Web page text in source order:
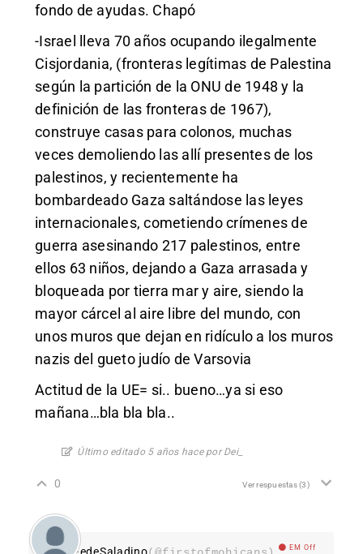
fondo de ayudas. Chapó
-Israel lleva 70 años ocupando ilegalmente
Cisjordania, (fronteras legítimas de Palestina
según la partición de la ONU de 1948 y la
definición de las fronteras de 1967),
construye casas para colonos, muchas
veces demoliendo las allí presentes de los
palestinos, y recientemente ha
bombardeado Gaza saltándose las leyes
internacionales, cometiendo crímenes de
guerra asesinando 217 palestinos, entre
ellos 63 niños, dejando a Gaza arrasada y
bloqueada por tierra mar y aire, siendo la
mayor cárcel al aire libre del mundo, con
unos muros que dejan en ridículo a los muros
nazis del gueto judío de Varsovia
Actitud de la UE= si.. bueno…ya si eso
mañana…bla bla bla..
Último editado 5 años hace por Dei_
0 Ver respuestas(3)
FedeSaladino EM Off